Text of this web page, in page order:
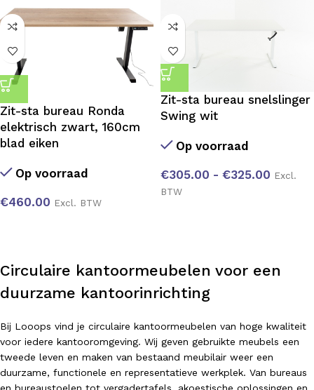
Zit-sta bureau Ronda
elektrisch zwart, 160cm
blad eiken
Op voorraad
€460.00 Excl. BTW
Zit-sta bureau snelslinger
Swing wit
Op voorraad
€305.00 - €325.00 Excl.
BTW
Circulaire kantoormeubelen voor een
duurzame kantoorinrichting
Bij Looops vind je circulaire kantoormeubelen van hoge kwaliteit
voor iedere kantooromgeving. Wij geven gebruikte meubels een
tweede leven en maken van bestaand meubilair weer een
duurzame, functionele en representatieve werkplek. Van bureaus